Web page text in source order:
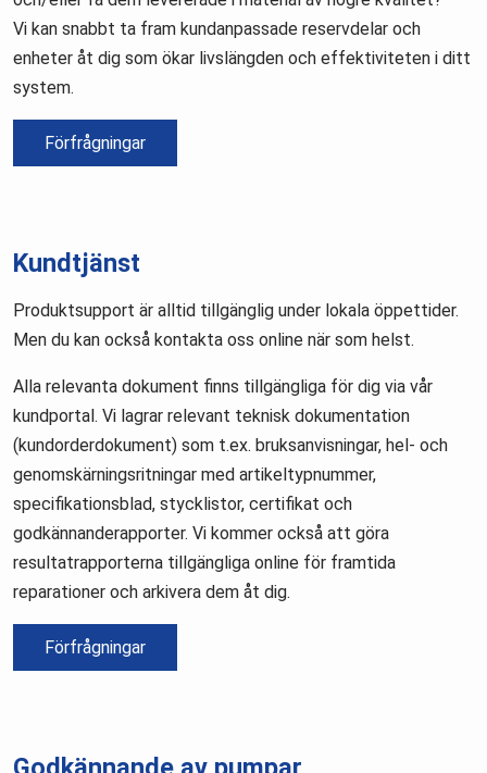
Vi kan snabbt ta fram kundanpassade reservdelar och
enheter åt dig som ökar livslängden och effektiviteten i ditt
system.
Förfrågningar
Kundtjänst
Produktsupport är alltid tillgänglig under lokala öppettider.
Men du kan också kontakta oss online när som helst.
Alla relevanta dokument finns tillgängliga för dig via vår
kundportal. Vi lagrar relevant teknisk dokumentation
(kundorderdokument) som t.ex. bruksanvisningar, hel- och
genomskärningsritningar med artikeltypnummer,
specifikationsblad, stycklistor, certifikat och
godkännanderapporter. Vi kommer också att göra
resultatrapporterna tillgängliga online för framtida
reparationer och arkivera dem åt dig.
Förfrågningar